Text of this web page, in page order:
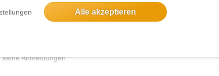
Alle akzeptieren
Anmeldungen